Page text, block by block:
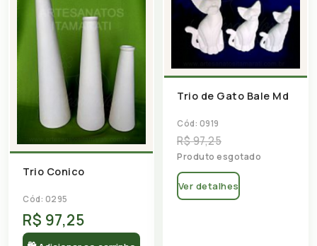
Trio Conico
Cód: 0295
R$ 97,25
Trio de Gato Bale Md
Cód: 0919
R$ 97,25
Produto esgotado
Ver detalhes